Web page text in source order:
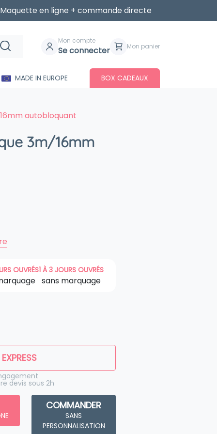
Maquette en ligne + commande directe
Mon compte
Se connecter Mon panier
MADE IN EUROPE BOX CADEAUX
autobloquant
3m/16mm
OUVRÉS1 À 3 JOURS OUVRÉS
sans marquage
devis sous 2h
COMMANDER
SANS
PERSONNALISATION